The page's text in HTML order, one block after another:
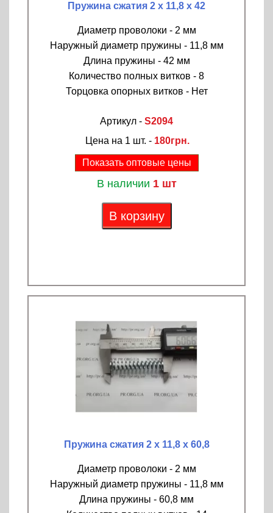
Пружина сжатия 2 х 11,8 х 42
Диаметр проволоки - 2 мм
Наружный диаметр пружины - 11,8 мм
Длина пружины - 42 мм
Количество полных витков - 8
Торцовка опорных витков - Нет
Артикул - S2094
Цена на 1 шт. - 180грн.
Показать оптовые цены
В наличии 1 шт
В корзину
Пружина сжатия 2 х 11,8 х 60,8
Диаметр проволоки - 2 мм
Наружный диаметр пружины - 11,8 мм
Длина пружины - 60,8 мм